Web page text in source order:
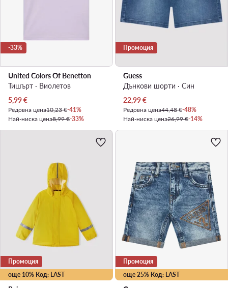
-33%
United Colors Of Benetton
Тишърт · Виолетов
Актуална цена
5,99€
Редовна цена10,23 €-41%
Най-ниска цена8,99 €-33%
Промоция
Guess
Дънкови шорти · Син
Актуална цена
22,99€
Редовна цена44,48 €-48%
Най-ниска цена26,99 €-14%
още 10% Код: LAST
Промоция
още 25% Код: LAST
Промоция